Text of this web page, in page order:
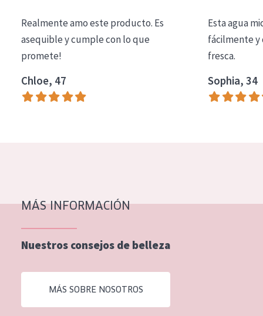
Essentials
Lift+
Expert
Piel madura
Piel menopáusica
EDAD
Realmente amo este producto. Es
asequible y cumple con lo que
promete!
Chloe, 47
Esta agua
fácilmente y
fresca.
Sophia, 34
MÁS INFORMACIÓN
Nuestros consejos de belleza
MÁS SOBRE NOSOTROS